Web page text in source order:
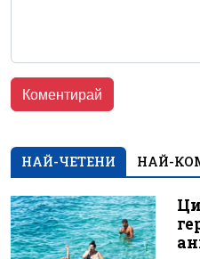
НАЙ-ЧЕТЕНИ НАЙ-